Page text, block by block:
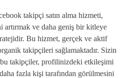
takipçi satın alma hizmeti,
ve daha geniş bir kitleye
Bu hizmet, gerçek ve aktif
takipçileri sağlamaktadır. Sizin
takipçiler, profilinizdeki etkileşimi
fazla kişi tarafından görülmesini